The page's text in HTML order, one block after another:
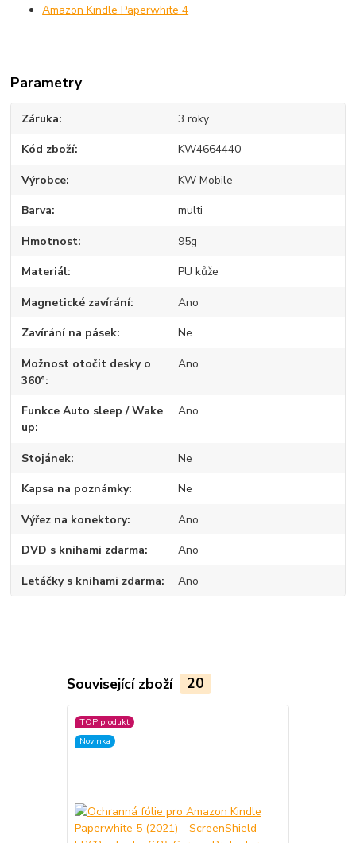
Amazon Kindle Paperwhite 4
Parametry
Záruka 3 roky
Kód zboží KW4664440
Výrobce KW Mobile
Barva multi
Hmotnost 95g
Materiál PU kůže
Magnetické zavírání Ano
Zavírání na pásek Ne
Možnost otočit desky o
360°
Ano
Funkce Auto sleep / Wake
up
Ano
Stojánek Ne
Kapsa na poznámky Ne
Výřez na konektory Ano
DVD s knihami zdarma Ano
Letáčky s knihami zdarma Ano
Související zboží 20
TOP produkt
Novinka